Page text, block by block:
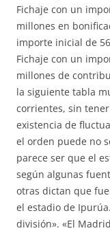
Fichaje con un
millones en
importe inicial de
Fichaje con un
millones de
la siguiente tabla
corrientes, sin
existencia de
el orden puede no
parece ser que el
según algunas
otras dictan que
el estadio de
división». «El